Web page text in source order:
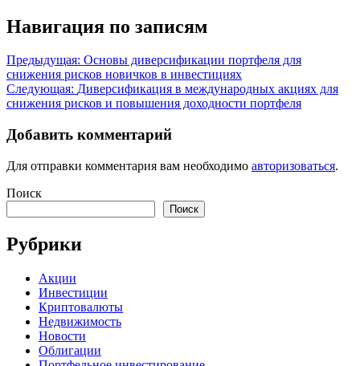
Навигация по записям
Предыдущая: Основы диверсификации портфеля для
снижения рисков новичков в инвестициях
Следующая: Диверсификация в международных акциях для
снижения рисков и повышения доходности портфеля
Добавить комментарий
Для отправки комментария вам необходимо авторизоваться.
Поиск
Поиск
Рубрики
Акции
Инвестиции
Криптовалюты
Недвижимость
Новости
Облигации